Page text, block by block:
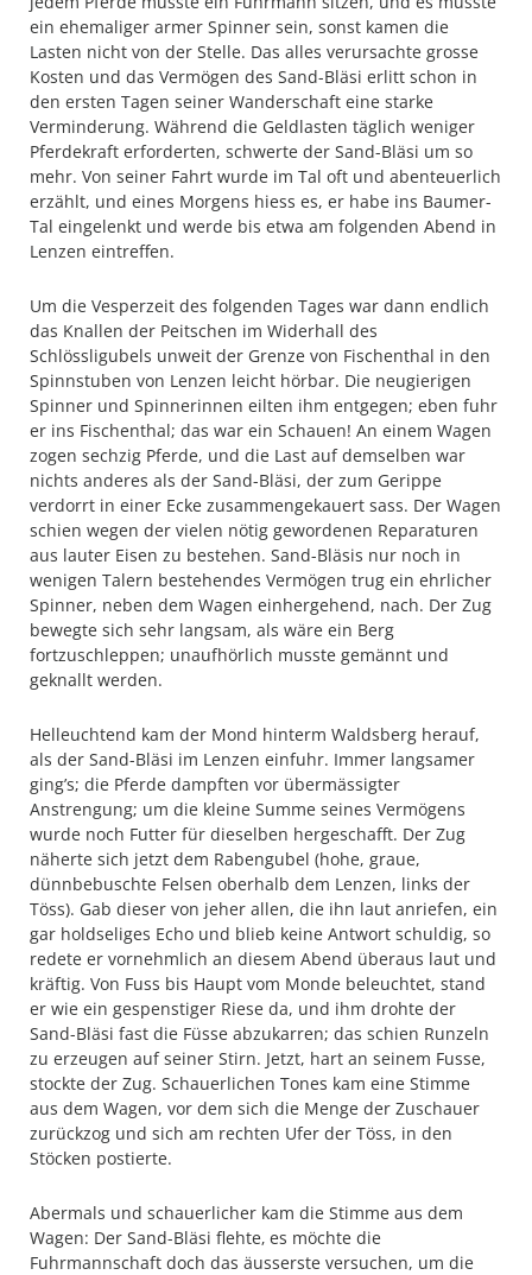
ein ehemaliger armer Spinner sein, sonst kamen die
Lasten nicht von der Stelle. Das alles verursachte grosse
Kosten und das Vermögen des Sand-Bläsi erlitt schon in
den ersten Tagen seiner Wanderschaft eine starke
Verminderung. Während die Geldlasten täglich weniger
Pferdekraft erforderten, schwerte der Sand-Bläsi um so
mehr. Von seiner Fahrt wurde im Tal oft und abenteuerlich
erzählt, und eines Morgens hiess es, er habe ins Baumer-
Tal eingelenkt und werde bis etwa am folgenden Abend in
Lenzen eintreffen.
Um die Vesperzeit des folgenden Tages war dann endlich
das Knallen der Peitschen im Widerhall des
Schlössligubels unweit der Grenze von Fischenthal in den
Spinnstuben von Lenzen leicht hörbar. Die neugierigen
Spinner und Spinnerinnen eilten ihm entgegen; eben fuhr
er ins Fischenthal; das war ein Schauen! An einem Wagen
zogen sechzig Pferde, und die Last auf demselben war
nichts anderes als der Sand-Bläsi, der zum Gerippe
verdorrt in einer Ecke zusammengekauert sass. Der Wagen
schien wegen der vielen nötig gewordenen Reparaturen
aus lauter Eisen zu bestehen. Sand-Bläsis nur noch in
wenigen Talern bestehendes Vermögen trug ein ehrlicher
Spinner, neben dem Wagen einhergehend, nach. Der Zug
bewegte sich sehr langsam, als wäre ein Berg
fortzuschleppen; unaufhörlich musste gemännt und
geknallt werden.
Helleuchtend kam der Mond hinterm Waldsberg herauf,
als der Sand-Bläsi im Lenzen einfuhr. Immer langsamer
ging’s; die Pferde dampften vor übermässigter
Anstrengung; um die kleine Summe seines Vermögens
wurde noch Futter für dieselben hergeschafft. Der Zug
näherte sich jetzt dem Rabengubel (hohe, graue,
dünnbebuschte Felsen oberhalb dem Lenzen, links der
Töss). Gab dieser von jeher allen, die ihn laut anriefen, ein
gar holdseliges Echo und blieb keine Antwort schuldig, so
redete er vornehmlich an diesem Abend überaus laut und
kräftig. Von Fuss bis Haupt vom Monde beleuchtet, stand
er wie ein gespenstiger Riese da, und ihm drohte der
Sand-Bläsi fast die Füsse abzukarren; das schien Runzeln
zu erzeugen auf seiner Stirn. Jetzt, hart an seinem Fusse,
stockte der Zug. Schauerlichen Tones kam eine Stimme
aus dem Wagen, vor dem sich die Menge der Zuschauer
zurückzog und sich am rechten Ufer der Töss, in den
Stöcken postierte.
Abermals und schauerlicher kam die Stimme aus dem
Wagen: Der Sand-Bläsi flehte‚ es möchte die
Fuhrmannschaft doch das äusserste versuchen, um die